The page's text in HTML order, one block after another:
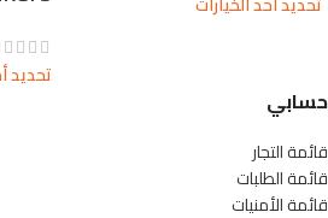
تحديد
حسابي
قائمة التجار
قائمة الطلبات
قائمة الأمنيات